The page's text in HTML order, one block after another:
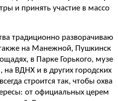
и принять участие в массо
традиционно разворачиваю
на Манежной, Пушкинск
в Парке Горького, музе
ВДНХ и в других городских
строится так, чтобы охва
от официальных церем